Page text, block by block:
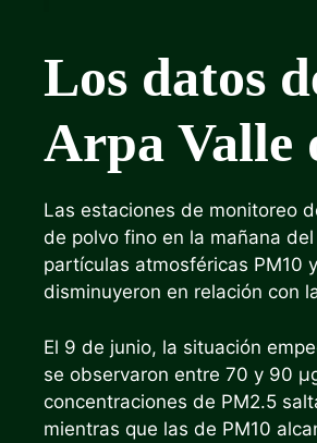
Los datos
Arpa Valle
Las estaciones de monitoreo
de polvo fino en la mañana
partículas atmosféricas PM10
disminuyeron en relación con
El 9 de junio, la situación
se observaron entre 70 y 90
concentraciones de PM2.5
mientras que las de PM10